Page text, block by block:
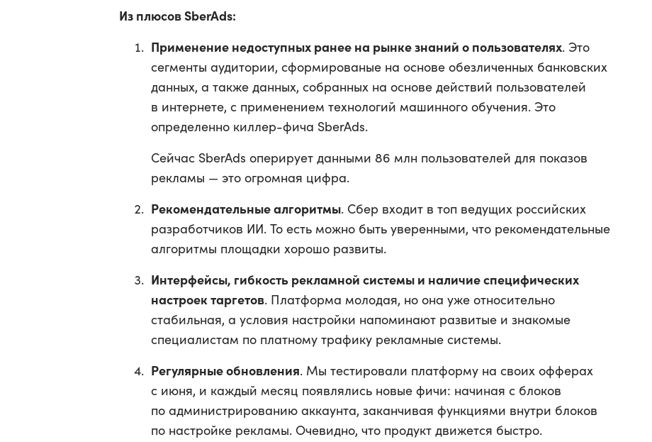
Из плюсов SberAds:
Применение недоступных ранее на рынке знаний о пользователях. Это
сегменты аудитории, сформированые на основе обезличенных банковских
данных, а также данных, собранных на основе действий пользователей
в интернете, с применением технологий машинного обучения. Это
определенно киллер-фича SberAds.
Сейчас SberAds оперирует данными 86 млн пользователей для показов
рекламы — это огромная цифра.
Рекомендательные алгоритмы. Сбер входит в топ ведущих российских
разработчиков ИИ. То есть можно быть уверенными, что рекомендательные
алгоритмы площадки хорошо развиты.
Интерфейсы, гибкость рекламной системы и наличие специфических
настроек таргетов. Платформа молодая, но она уже относительно
стабильная, а условия настройки напоминают развитые и знакомые
специалистам по платному трафику рекламные системы.
Регулярные обновления. Мы тестировали платформу на своих офферах
с июня, и каждый месяц появлялись новые фичи: начиная с блоков
по администрированию аккаунта, заканчивая функциями внутри блоков
по настройке рекламы. Очевидно, что продукт движется быстро.